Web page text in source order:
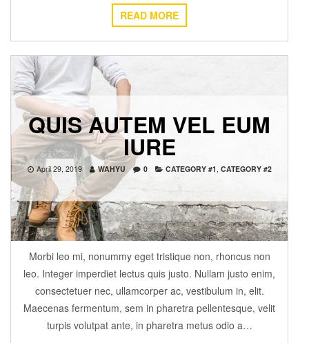
READ MORE
QUIS AUTEM VEL EUM
IURE
April 29, 2019 WAHYU 0 CATEGORY #1 CATEGORY #2
Morbi leo mi, nonummy eget tristique non, rhoncus non
leo. Integer imperdiet lectus quis justo. Nullam justo enim,
consectetuer nec, ullamcorper ac, vestibulum in, elit.
Maecenas fermentum, sem in pharetra pellentesque, velit
turpis volutpat ante, in pharetra metus odio a…